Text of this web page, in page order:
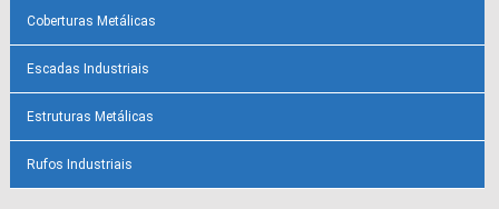
Coberturas Metálicas
Escadas Industriais
Estruturas Metálicas
Rufos Industriais